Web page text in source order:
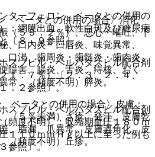
ベータとの併用の場合〉消化
（５９．２％）、悪心・嘔吐、下
、口内炎・口唇炎、味覚異常、
口渇、歯周炎・歯髄炎・歯肉炎、
障害、腸炎、舌炎、痔核、おく
常、（頻度不明）膵炎。
ータとの併用の場合〉皮膚：
（５％未満）ざ瘡、発汗、皮膚乾
、脂漏、爪異常、皮膚過角化、皮
（頻度不明）丘疹。
ターフェロン ベータとの併用の
：網膜出血、軟性白斑及び糖尿病
〔８．９参照〕。
スブビル・ベルパタスビル配合剤
１．７％）〔２．３、２．４、
．２参照〕。
ブビル・ベルパタスビル配合剤
頻度不明）：収縮期血圧１８０ｍ
１１０ｍｍＨｇ以上に至った例も
参照〕。